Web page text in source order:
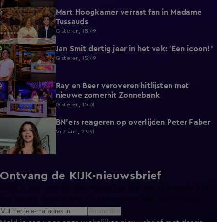
1:59
Mart Hoogkamer verrast fan in Madame
Tussauds
Gisteren, 15:49
7:33 Jan Smit dertig jaar in het vak: 'Een icoon!'
Gisteren, 15:49
4:47
Ray en Beer veroveren hitlijsten met
nieuwe zomerhit Zonnebank
Gisteren, 15:31
BN'ers reageren op overlijden Peter Faber
Vr 7 aug, 23:41
Ontvang de KIJK-nieuwsbrief
Meld je aan voor de nieuwsbrief en blijf op de hoogte van